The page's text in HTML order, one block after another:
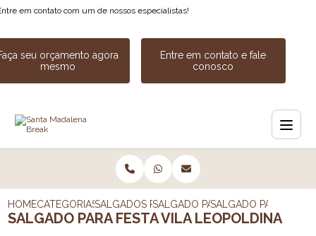
em contato com um de nossos especialistas!
seu orçamento agora
mesmo
Entre em contato e fale
conosco
HOMECATEGORIASSALGADOS PARA FESTASALGADO PARA FESTA DE
SALGADO PARA
SALGADO PARA FESTA VILA LEOPOLDINA